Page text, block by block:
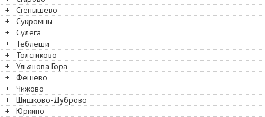
+
Степышево
+
Сукромны
+
Сулега
+
Теблеши
+
Толстиково
+
Ульянова Гора
+
Фешево
+
Чижово
+
Шишково-Дуброво
+
Юркино